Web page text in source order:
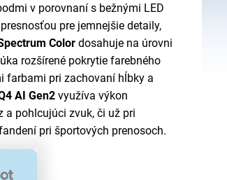
v porovnaní s bežnými LED
pre jemnejšie detaily,
Colordosahuje na úrovni
rozšírené pokrytie farebného
farbami pri zachovaní hĺbky a
AI Gen2využíva výkon
a pohlcujúci zvuk, či už pri
pri športových prenosoch.